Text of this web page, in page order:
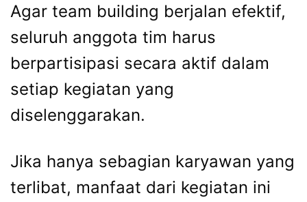
Agar team building berjalan efektif,
seluruh anggota tim harus
berpartisipasi secara aktif dalam
setiap kegiatan yang
diselenggarakan.
Jika hanya sebagian karyawan yang
terlibat, manfaat dari kegiatan ini